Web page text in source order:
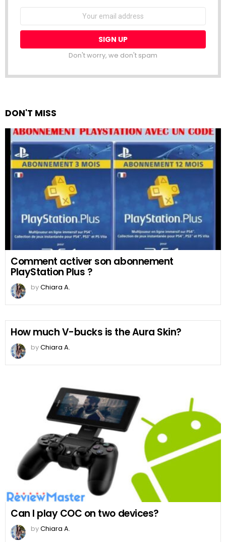
Email
Don't worry, we don't spam
DON'T MISS
Comment activer son abonnement
PlayStation Plus ?
byChiara A.
How much V-bucks is the Aura Skin?
byChiara A.
Can I play COC on two devices?
byChiara A.